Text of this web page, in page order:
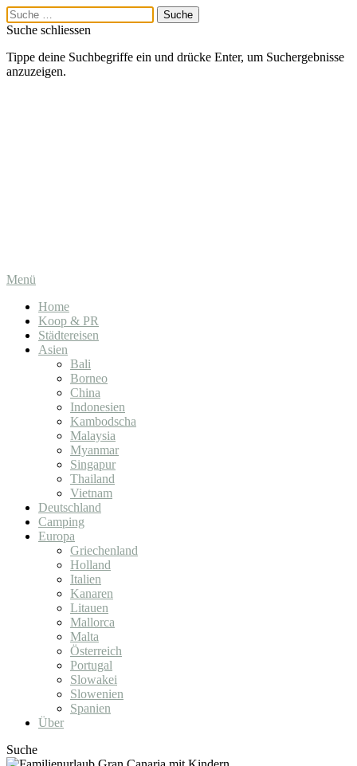
Suche schliessen
Tippe deine Suchbegriffe ein und drücke Enter, um Suchergebnisse
anzuzeigen.
Menü
Home
Koop & PR
Städtereisen
Asien
Bali
Borneo
China
Indonesien
Kambodscha
Malaysia
Myanmar
Singapur
Thailand
Vietnam
Deutschland
Camping
Europa
Griechenland
Holland
Italien
Kanaren
Litauen
Mallorca
Malta
Österreich
Portugal
Slowakei
Slowenien
Spanien
Über
Suche